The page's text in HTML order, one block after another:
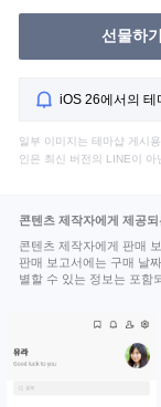
선물하기
iOS 26에서의 테
일부 이미지는 테마샵 게시
인은 최신 버전의 LINE이 아
콘텐츠 제작자에게 제공되
콘텐츠 제작자에게 판매
판매 보고서에는 구매 날
별할 수 있는 정보는 포함